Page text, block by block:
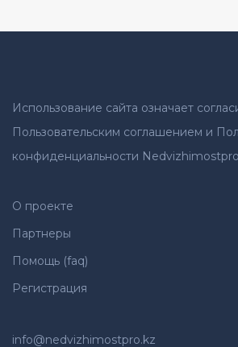
Использование сайта означает
Пользовательским соглашением и
конфиденциальности
О проекте
Партнеры
Помощь (faq)
Регистрация
info@nedvizhimostpro.kz